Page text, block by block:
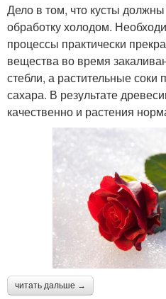
Дело в том, что кусты
обработку холодом.
процессы практически
вещества во время
стебли, а растительные соки
сахара. В результате
качественно и растения
читать дальше →